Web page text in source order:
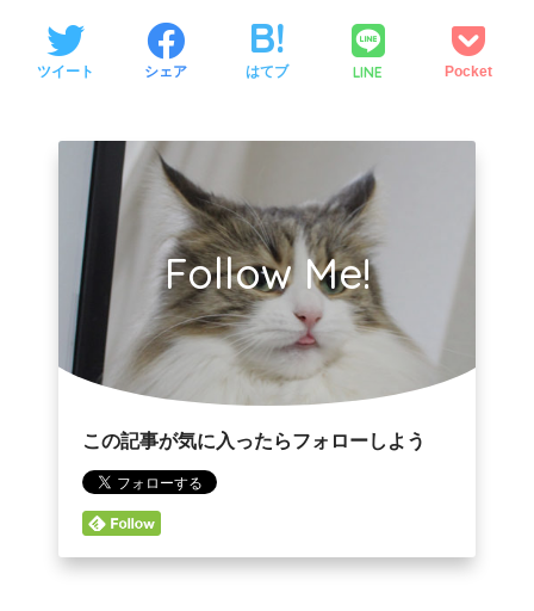
ツイート シェア はてブ LINE Pocket
Follow Me!
この記事が気に入ったらフォローしよう